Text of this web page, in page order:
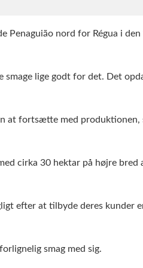
Penaguião nord for Régua i
lige godt for det. Det
at fortsætte med produktionen,
cirka 30 hektar på højre
efter at tilbyde deres kunder
smag med sig.